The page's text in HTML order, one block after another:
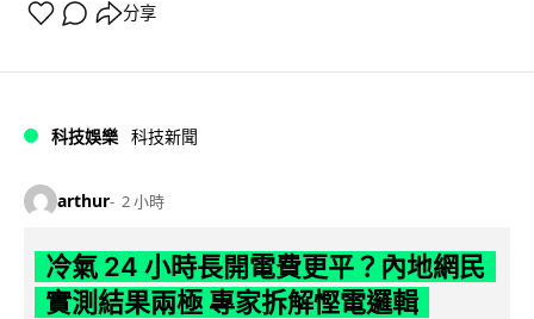
分享
科技娛樂 科技新聞
arthur 2 小時
冷氣 24 小時長開電費更平？內地網民
實測結果兩極 專家拆解慳電邏輯